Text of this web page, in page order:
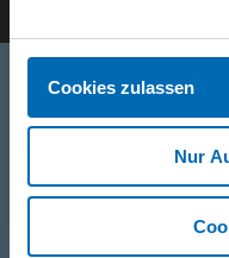
Cookies zulassen
Nur
+49 871 973